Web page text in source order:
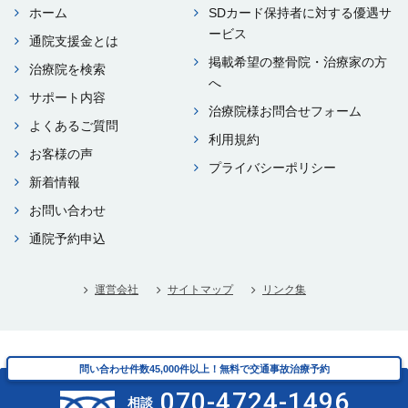
問い合わせ件数45,000件以上！無料で交通事故治療予約
相談
問い合わせ件数45,000件以上！無料で交通事故治療予約
相談
ホーム
通院⽀援⾦とは
治療院を検索
サポート内容
よくあるご質問
お客様の声
新着情報
お問い合わせ
通院予約申込
SDカード保持者に対する優遇サ
ービス
掲載希望の整⾻院・治療家の⽅
へ
治療院様お問合せフォーム
利⽤規約
プライバシーポリシー
運営会社 サイトマップ リンク集
Copyright © i-think Co.,Ltd. All rights reserved.